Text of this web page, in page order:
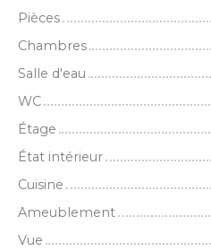
Pièces
Chambres
Salle d'eau
WC
Étage
État intérieur
Cuisine
Ameublement
Vue